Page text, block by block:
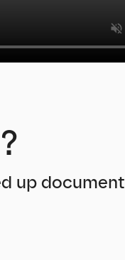
up document